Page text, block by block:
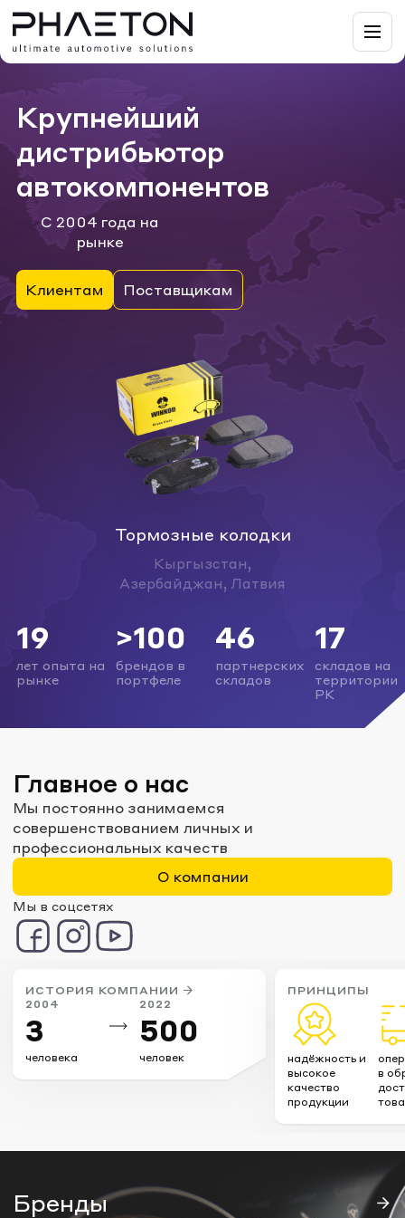
Крупнейший
дистрибьютор
автокомпонентов
С 2004 года на
рынке
Клиентам Поставщикам
Тормозные колодки
Кыргызстан,
Азербайджан, Латвия
19
лет опыта на
рынке
>100
брендов в
портфеле
46
партнерских
складов
17
складов на
территории
РК
Главное о нас
Мы постоянно занимаемся
совершенствованием личных и
профессиональных качеств
О компании
Мы в соцсетях
ИСТОРИЯ КОМПАНИИ
2004
3
человека
2022
500
человек
ПРИНЦИПЫ
надёжность и
высокое
качество
продукции
в
Бренды